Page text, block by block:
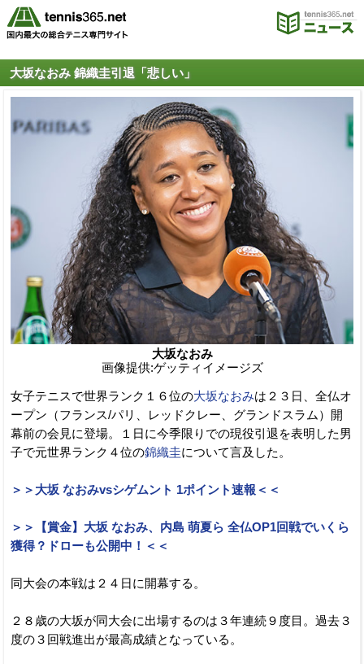
大坂なおみ 錦織圭引退「悲しい」
大坂なおみ
画像提供:ゲッティイメージズ
女子テニスで世界ランク１６位の大坂なおみは２３日、全仏オ
ープン（フランス/パリ、レッドクレー、グランドスラム）開
幕前の会見に登場。１日に今季限りでの現役引退を表明した男
子で元世界ランク４位の錦織圭について言及した。
＞＞大坂 なおみvsシゲムント 1ポイント速報＜＜
＞＞【賞金】大坂 なおみ、内島 萌夏ら 全仏OP1回戦でいくら
獲得？ドローも公開中！＜＜
同大会の本戦は２４日に開幕する。
２８歳の大坂が同大会に出場するのは３年連続９度目。過去３
度の３回戦進出が最高成績となっている。